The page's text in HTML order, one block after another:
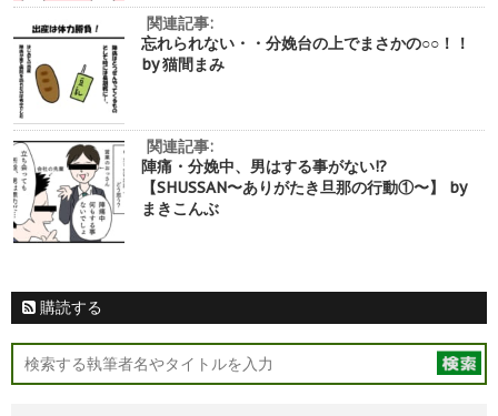
関連記事:
忘れられない・・分娩台の上でまさかの○○！！
by 猫間まみ
関連記事:
陣痛・分娩中、男はする事がない!?
【SHUSSAN〜ありがたき旦那の行動①〜】 by
まきこんぶ
購読する